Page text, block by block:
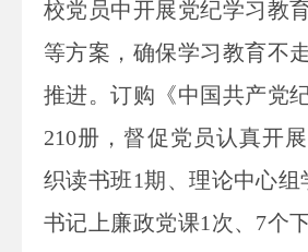
校党员中开展党纪学习教
等方案，确保学习教育不
推进。订购《中国共产党
210册，督促党员认真开
织读书班1期、理论中心组
书记上廉政党课1次、7个